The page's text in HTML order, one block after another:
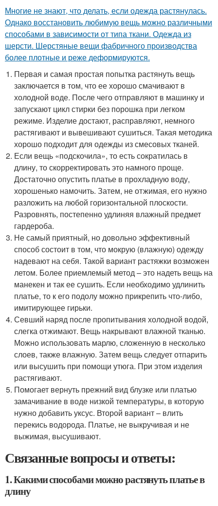
Многие не знают, что делать, если одежда растянулась.
Однако восстановить любимую вещь можно различными
способами в зависимости от типа ткани. Одежда из
шерсти. Шерстяные вещи фабричного производства
более плотные и реже деформируются.
Первая и самая простая попытка растянуть вещь
заключается в том, что ее хорошо смачивают в
холодной воде. После чего отправляют в машинку и
запускают цикл стирки без порошка при легком
режиме. Изделие достают, расправляют, немного
растягивают и вывешивают сушиться. Такая методика
хорошо подходит для одежды из смесовых тканей.
Если вещь «подскочила», то есть сократилась в
длину, то скорректировать это намного проще.
Достаточно опустить платье в прохладную воду,
хорошенько намочить. Затем, не отжимая, его нужно
разложить на любой горизонтальной плоскости.
Разровнять, постепенно удлиняя влажный предмет
гардероба.
Не самый приятный, но довольно эффективный
способ состоит в том, что мокрую (влажную) одежду
надевают на себя. Такой вариант растяжки возможен
летом. Более приемлемый метод – это надеть вещь на
манекен и так ее сушить. Если необходимо удлинить
платье, то к его подолу можно прикрепить что-либо,
имитирующее гирьки.
Севший наряд после пропитывания холодной водой,
слегка отжимают. Вещь накрывают влажной тканью.
Можно использовать марлю, сложенную в несколько
слоев, также влажную. Затем вещь следует отпарить
или высушить при помощи утюга. При этом изделия
растягивают.
Помогает вернуть прежний вид блузке или платью
замачивание в воде низкой температуры, в которую
нужно добавить уксус. Второй вариант – влить
перекись водорода. Платье, не выкручивая и не
выжимая, высушивают.
Связанные вопросы и ответы:
1. Какими способами можно растянуть платье в
длину